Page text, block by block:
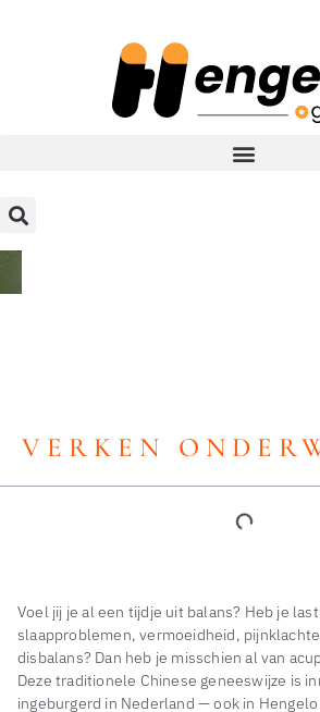
VERKEN
Voel jij je al een tijdje uit balans? Heb je
slaapproblemen, vermoeidheid,
disbalans? Dan heb je misschien al van
Deze traditionele Chinese geneeswijze is
ingeburgerd in Nederland — ook in